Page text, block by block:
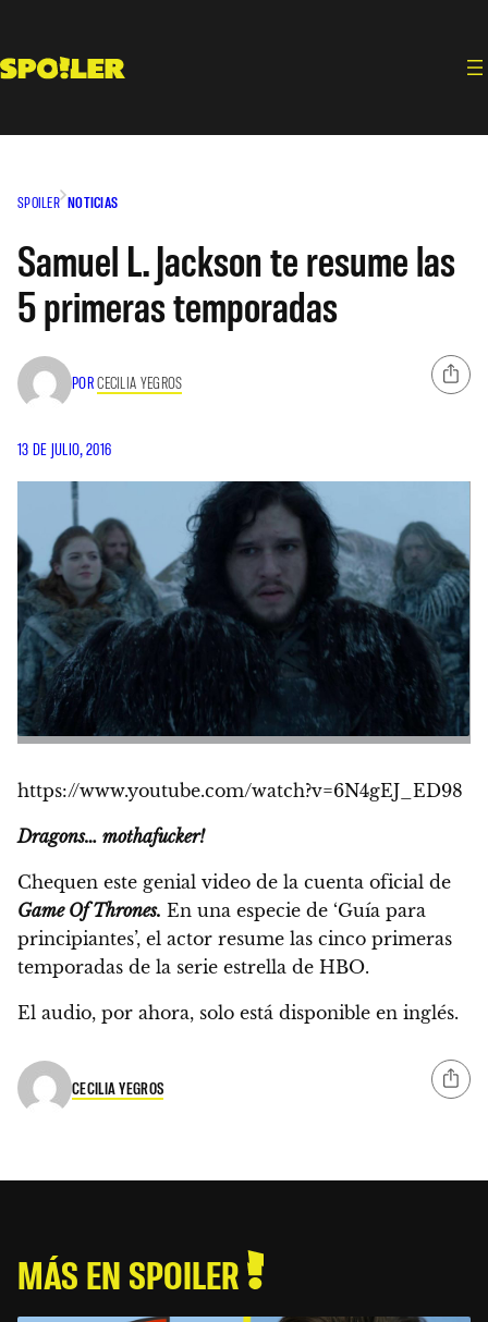
contenido
SPOILER NOTICIAS
Samuel L. Jackson te resume las
5 primeras temporadas
PORCECILIA YEGROS
13 DE JULIO, 2016
https://www.youtube.com/watch?v=6N4gEJ_ED98
Dragons… mothafucker!
Chequen este genial video de la cuenta oficial de
Game Of Thrones. En una especie de ‘Guía para
principiantes’, el actor resume las cinco primeras
temporadas de la serie estrella de HBO.
El audio, por ahora, solo está disponible en inglés.
CECILIA YEGROS
MÁS EN SPOILER